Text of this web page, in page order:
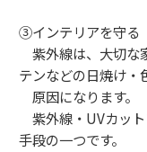
③インテリアを守る
紫外線は、大切な
テンなどの日焼け・
原因になります。
紫外線・UVカッ
手段の一つです。